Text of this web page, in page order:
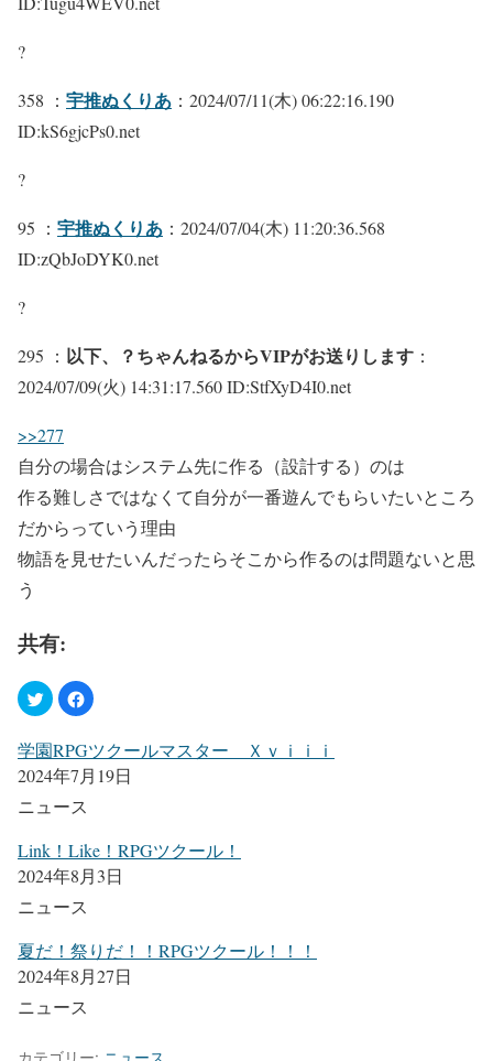
?
358 ： 宇推ぬくりあ ：2024/07/11(木) 06:22:16.190
ID:kS6gjcPs0.net
?
95 ： 宇推ぬくりあ ：2024/07/04(木) 11:20:36.568
ID:zQbJoDYK0.net
?
295 ： 以下、？ちゃんねるからVIPがお送りします ：
2024/07/09(火) 14:31:17.560 ID:StfXyD4I0.net
>>277
自分の場合はシステム先に作る（設計する）のは
作る難しさではなくて自分が一番遊んでもらいたいところ
だからっていう理由
物語を見せたいんだったらそこから作るのは問題ないと思
う
共有:
学園RPGツクールマスター Ｘｖｉｉｉ
2024年7月19日
ニュース
Link！Like！RPGツクール！
2024年8月3日
ニュース
夏だ！祭りだ！！RPGツクール！！！
2024年8月27日
ニュース